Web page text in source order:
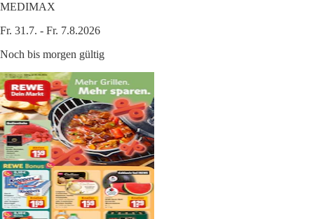
MEDIMAX
Fr. 31.7. - Fr. 7.8.2026
Noch bis morgen gültig